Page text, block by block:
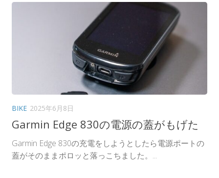
BIKE 2025年6月8日
Garmin Edge 830の電源の蓋がもげた
Garmin Edge 830の充電をしようとしたら電源ポートの
蓋がそのままポロッと落っこちました。...